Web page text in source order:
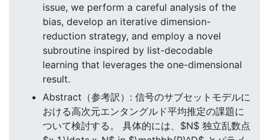
issue, we perform a careful analysis of the
bias, develop an iterative dimension-
reduction strategy, and employ a novel
subroutine inspired by list-decodable
learning that leverages the one-dimensional
result.
Abstract（参考訳）: 信号のサブセットモデルに
おける高次元エンタングルド平均推定の課題に
ついて検討する。 具体的には、$N$ 独立乱数点